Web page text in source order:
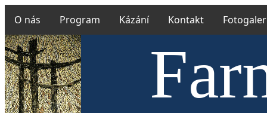
O nás Program Kázání Kontakt